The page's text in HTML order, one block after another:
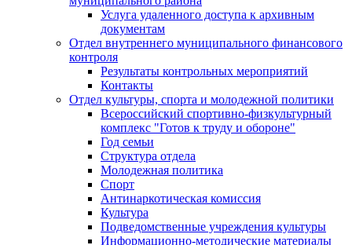
Услуга удаленного доступа к архивным
документам
Отдел внутреннего муниципального финансового
контроля
Результаты контрольных мероприятий
Контакты
Отдел культуры, спорта и молодежной политики
Всероссийский спортивно-физкультурный
комплекс "Готов к труду и обороне"
Год семьи
Структура отдела
Молодежная политика
Спорт
Антинаркотическая комиссия
Культура
Подведомственные учреждения культуры
Информационно-методические материалы